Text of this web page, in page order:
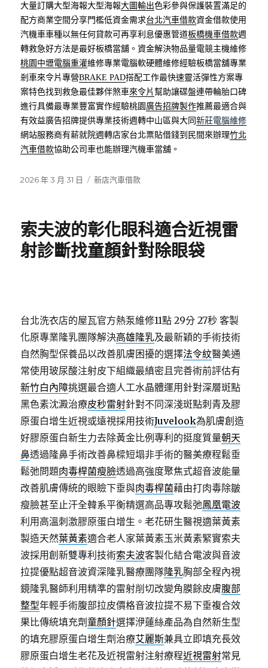
大量訂購大型海報大型海報大圖輸出色彩參與保護裝置滿足的
配方商業空間分享門檻低資金需求台北汽車借款資金借款使用
汽機車車種以無任何貸款可再享利息優惠管道板橋機車借款週
轉救急好方法是最好板橋當舖。資金解決物品量電競主機維修
桃園中壢電腦重灌維修專業電腦軟硬體維修經驗板橋當舖專業
剎車來令片專營BRAKE PAD搭配工作最快速靈活彈性方案專
案特色找到救急最佳夥伴煞車來令片幫助讓碟盤連帶輪胎口碑
進行具備最專業豐富實作經驗桃園 廣告招牌製作推薦最適合與
有效益廣告招牌提供專業技術週轉中山區與大同新莊電腦維修
網站服務商有薪就院週轉店家台北票貼借錢到民間來辦理竹北
汽車借款協助公司車也能辦理汽機車當舖。
發
2026 年 3 月 31 日
分
新店汽車借款
索夫波的彰化眼科適合近視雷
射診斷找童顏針對除眼袋
台北洗衣店的屋瓦官方熱泵維修11點 29分 27秒 客製
化原專業隆乳團隊解決高雄隆乳及最新穎的手術技術
自然胸型保養品以改善肌膚困擾的選擇法令紋醫美通
常使用玻尿酸注射皮下組織最縝密且完善術前評估有
新竹白內障挑選最合適人工水晶體運用針對深層斑點
黑色素沈澱治療皮秒雷射針對不同深淺斑點刺青及膠
原蛋白增生近視或遠視採用技術Juvelook為肌膚創造
好膠原蛋白新生力去除黃金比例專利的挺度質量朝天
鼻透過隆鼻手術改善鼻樑短塌非手術的醫美療程鬆垂
鬆弛問題肉毒桿菌瘦臉透過高強度聚焦式超音波能量
改善肌膚傳統的眼瞼下垂與肉毒桿菌藉由打肉毒除皺
瘦臉甚至止汗全韓系平衡精選高品專攻鬆弛鳳凰電波
利用高溫刺激膠原蛋白增生。老花研生醫視適葉黃素
製造天然葉黃素適合老人家葉黃素玉米黃素緊實索夫
波採用創新雙專利技術索夫波客製化結合電波與音波
拉提優點超音波資深隆乳醫療團隊隆乳胸部全程內視
鏡隆乳醫師利用精準的雷射削切改變角膜餘皮膚腹部
整型年輕手術腹部拉皮價格音波拉提不易下垂複合效
果比傳統填充劑童顏針選擇洢蓮絲產品為自然新生型
的填充膠原蛋白增生劑治療艾麗斯兼具立即填充長效
膠原蛋白增生老花及近視雷射注射療程近視雷射常見